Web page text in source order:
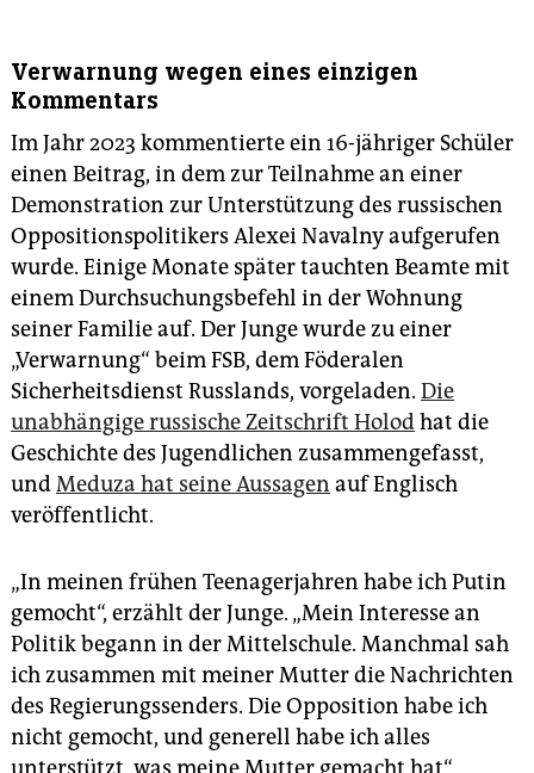
Verwarnung wegen eines einzigen
Kommentars
Im Jahr 2023 kommentierte ein 16-jähriger Schüler
einen Beitrag, in dem zur Teilnahme an einer
Demonstration zur Unterstützung des russischen
Oppositionspolitikers Alexei Navalny aufgerufen
wurde. Einige Monate später tauchten Beamte mit
einem Durchsuchungsbefehl in der Wohnung
seiner Familie auf. Der Junge wurde zu einer
„Verwarnung“ beim FSB, dem Föderalen
Sicherheitsdienst Russlands, vorgeladen. Die
unabhängige russische Zeitschrift Holodhat die
Geschichte des Jugendlichen zusammengefasst,
undMeduza hat seine Aussagen auf Englisch
veröffentlicht.
„In meinen frühen Teenagerjahren habe ich Putin
gemocht“, erzählt der Junge. „Mein Interesse an
Politik begann in der Mittelschule. Manchmal sah
ich zusammen mit meiner Mutter die Nachrichten
des Regierungssenders. Die Opposition habe ich
nicht gemocht, und generell habe ich alles